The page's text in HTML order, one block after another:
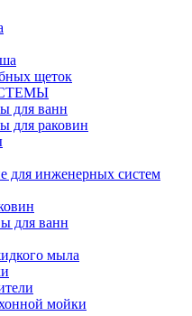
щеток
для ванн
для раковин
для инженерных систем
для ванн
мыла
мойки